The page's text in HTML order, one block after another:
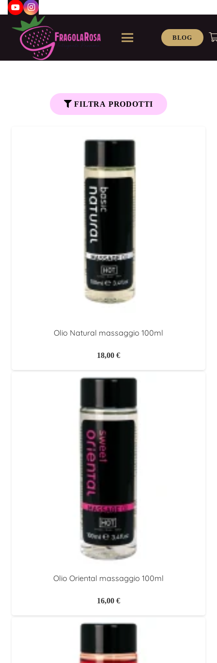
BLOG
FILTRA PRODOTTI
Olio Natural massaggio 100ml
18,00 €
Olio Oriental massaggio 100ml
16,00 €